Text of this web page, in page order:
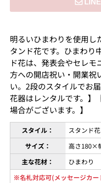
住所を知らな
明るいひまわりを使用し
タンド花です。ひまわり
ド花は、発表会やセレモ
方への開店祝い・開業祝
い。2段のスタイルでお
花器はレンタルです。】
場合がございます。】
スタイル：
スタンド花
サイズ：
高さ180×
主な花材：
ひまわり
※名札対応可(メッセージカ